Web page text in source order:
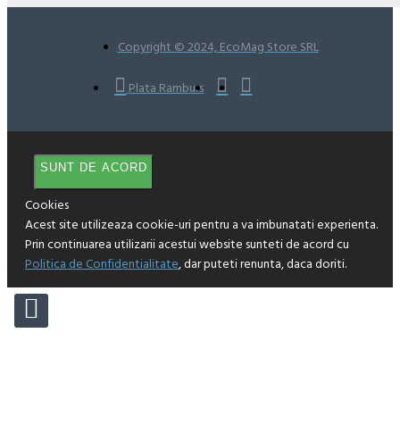
Copyright © 2024, EcoMag Store SRL
Plata Ramburs
SUNT DE ACORD
Cookies
Acest site utilizeaza cookie-uri pentru a va imbunatati experienta.
Prin continuarea utilizarii acestui website sunteti de acord cu
Politica de Confidentialitate, dar puteti renunta, daca doriti.